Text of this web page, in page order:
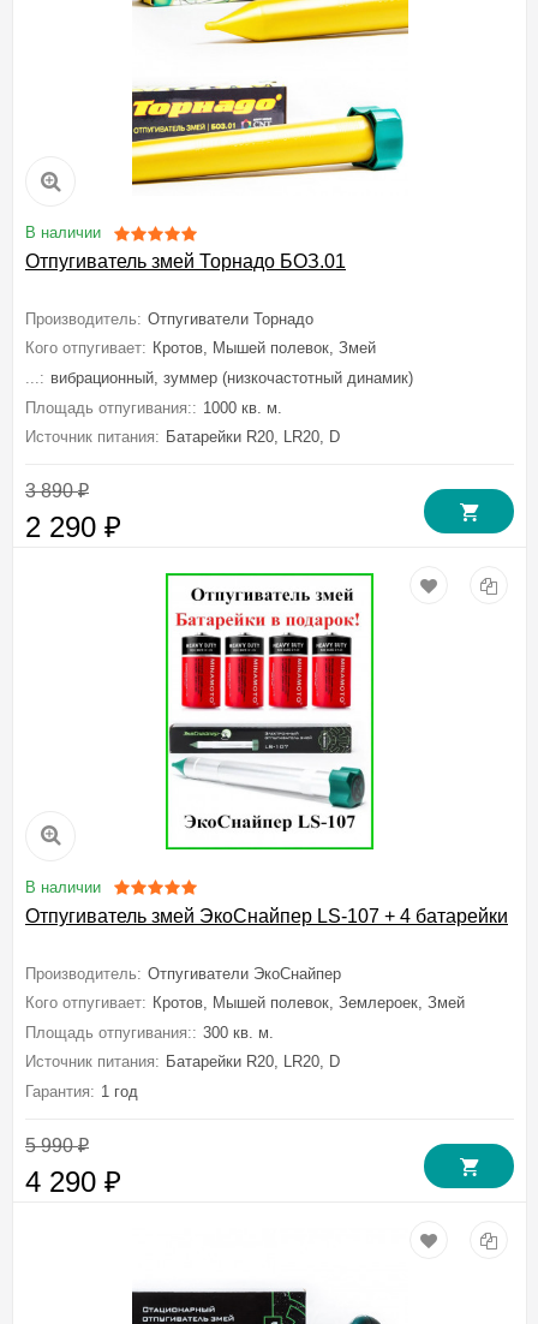
В наличии
Отпугиватель змей Торнадо БОЗ.01
Производитель: Отпугиватели Торнадо
Кого отпугивает: Кротов, Мышей полевок, Змей
...: вибрационный, зуммер (низкочастотный динамик)
Площадь отпугивания:: 1000 кв. м.
Источник питания: Батарейки R20, LR20, D
3 890₽
2 290 ₽
В наличии
Отпугиватель змей ЭкоСнайпер LS-107 + 4 батарейки
Производитель: Отпугиватели ЭкоСнайпер
Кого отпугивает: Кротов, Мышей полевок, Землероек, Змей
Площадь отпугивания:: 300 кв. м.
Источник питания: Батарейки R20, LR20, D
Гарантия: 1 год
5 990₽
4 290 ₽